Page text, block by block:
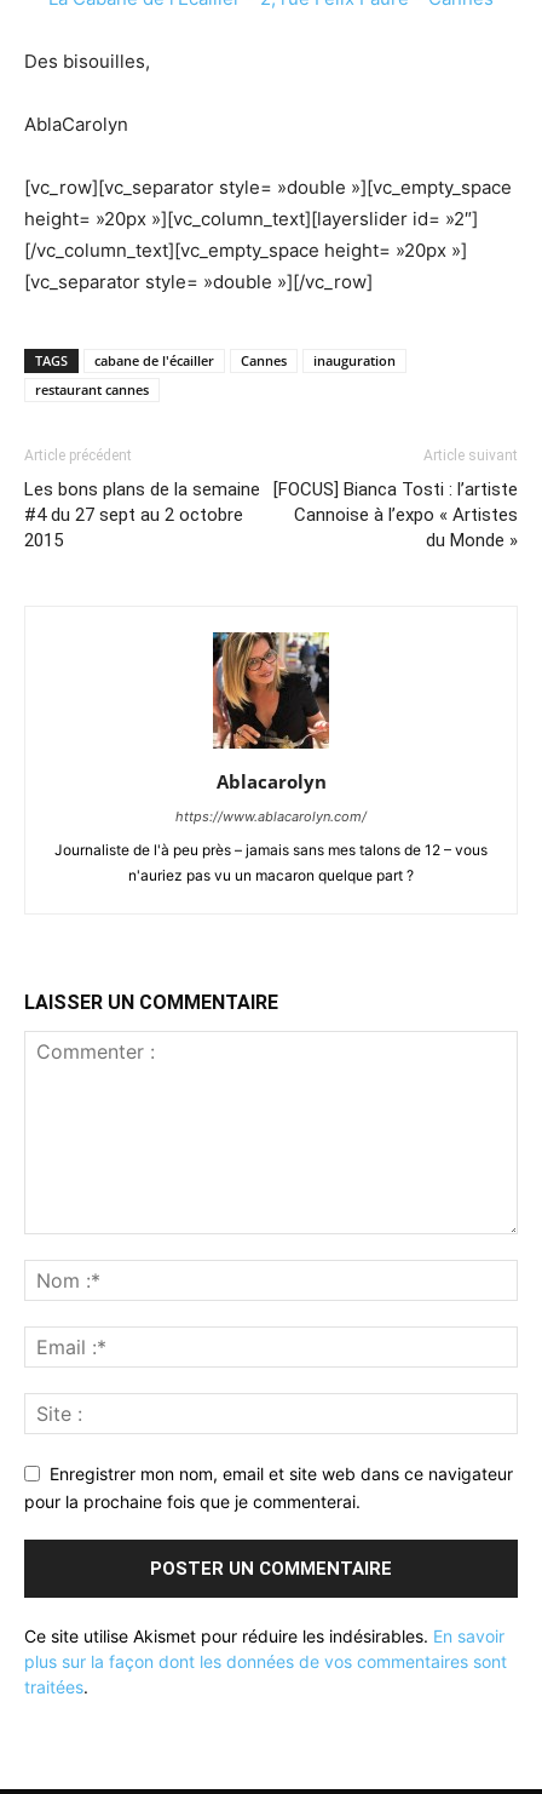
Des bisouilles,
AblaCarolyn
[vc_row][vc_separator style= »double »][vc_empty_space
height= »20px »][vc_column_text][layerslider id= »2″]
[/vc_column_text][vc_empty_space height= »20px »]
[vc_separator style= »double »][/vc_row]
TAGS cabane de l'écailler Cannes
inauguration
restaurant cannes
Article précédent
Les bons plans de la semaine
#4 du 27 sept au 2 octobre
2015
Article suivant
[FOCUS] Bianca Tosti : l’artiste
Cannoise à l’expo « Artistes
du Monde »
Ablacarolyn
https://www.ablacarolyn.com/
Journaliste de l'à peu près – jamais sans mes talons de 12 – vous
n'auriez pas vu un macaron quelque part ?
LAISSER UN COMMENTAIRE
Enregistrer mon nom, email et site web dans ce navigateur
pour la prochaine fois que je commenterai.
Ce site utilise Akismet pour réduire les indésirables. En savoir
plus sur la façon dont les données de vos commentaires sont
traitées.